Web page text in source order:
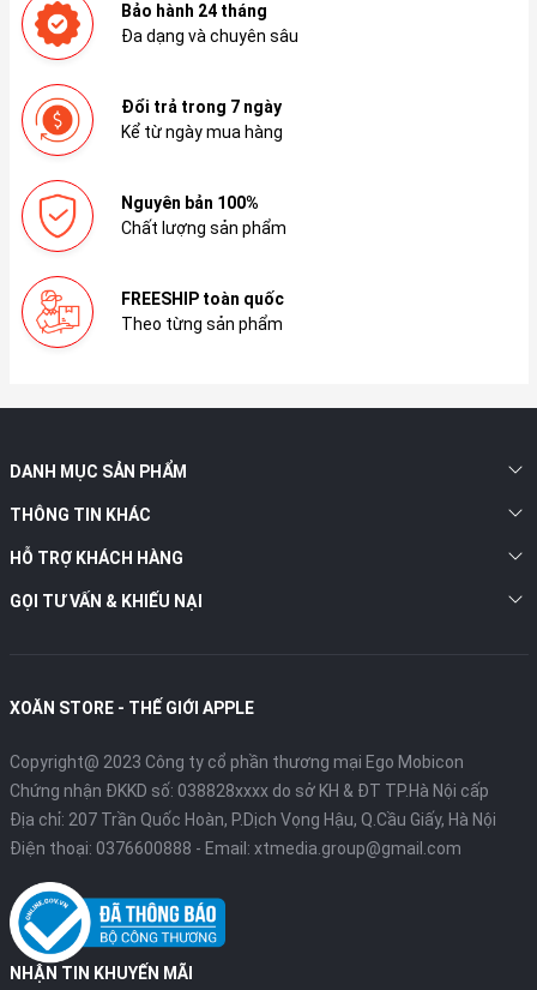
Bảo hành 24 tháng
Đa dạng và chuyên sâu
Đổi trả trong 7 ngày
Kể từ ngày mua hàng
Nguyên bản 100%
Chất lượng sản phẩm
FREESHIP toàn quốc
Theo từng sản phẩm
DANH MỤC SẢN PHẨM
THÔNG TIN KHÁC
HỖ TRỢ KHÁCH HÀNG
GỌI TƯ VẤN & KHIẾU NẠI
XOĂN STORE - THẾ GIỚI APPLE
Copyright@ 2023 Công ty cổ phần thương mại Ego Mobicon
Chứng nhận ĐKKD số: 038828xxxx do sở KH & ĐT TP.Hà Nội cấp
Địa chỉ: 207 Trần Quốc Hoàn, P.Dịch Vọng Hậu, Q.Cầu Giấy, Hà Nội
Điện thoại: 0376600888 - Email: xtmedia.group@gmail.com
NHẬN TIN KHUYẾN MÃI